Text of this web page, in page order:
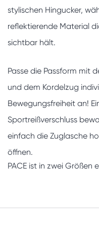
stylischen Hingucker,
reflektierende Material
sichtbar hält.
Passe die Passform mit
und dem Kordelzug
Bewegungsfreiheit an!
Sportreißverschluss
einfach die Zuglasche
öffnen.
PACE ist in zwei Größen